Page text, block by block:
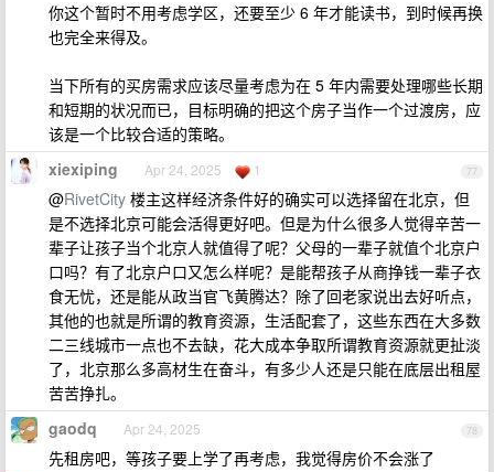
你这个暂时不用考虑学区，还要至少 6 年才能读书，到时候再换
也完全来得及。
当下所有的买房需求应该尽量考虑为在 5 年内需要处理哪些长期
和短期的状况而已，目标明确的把这个房子当作一个过渡房，应
该是一个比较合适的策略。
77
xiexiping Apr 24, 2025 1
@RivetCity 楼主这样经济条件好的确实可以选择留在北京，但
是不选择北京可能会活得更好吧。但是为什么很多人觉得辛苦一
辈子让孩子当个北京人就值得了呢？父母的一辈子就值个北京户
口吗？有了北京户口又怎么样呢？是能帮孩子从商挣钱一辈子衣
食无忧，还是能从政当官飞黄腾达？除了回老家说出去好听点，
其他的也就是所谓的教育资源，生活配套了，这些东西在大多数
二三线城市一点也不去缺，花大成本争取所谓教育资源就更扯淡
了，北京那么多高材生在奋斗，有多少人还是只能在底层出租屋
苦苦挣扎。
78
gaodq Apr 24, 2025
先租房吧，等孩子要上学了再考虑，我觉得房价不会涨了